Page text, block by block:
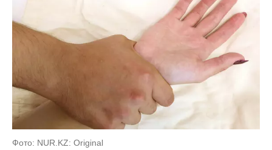
Фото: NUR.KZ: Original